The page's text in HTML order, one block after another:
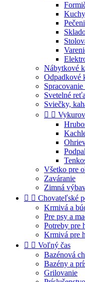
Nábytkové
Odpadkové
Svetelné
Sviečky,
 
Všetko pre
Zaváranie
Zimná
  Chovateľské
Krmivá a
Pre psy a
Potreby pre
Krmivá pre
  Voľný čas
Bazénová
Bazény a
Grilovanie